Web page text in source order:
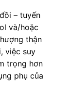
– tuyến
và/hoặc
thận
việc suy
trọng hơn
phụ của